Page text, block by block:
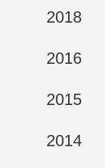
2018
2016
2015
2014